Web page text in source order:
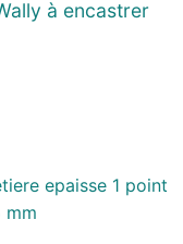
à encastrer